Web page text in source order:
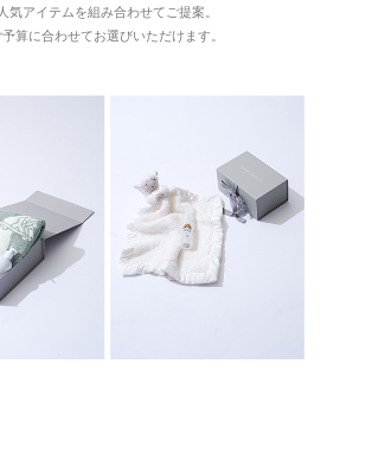
人気アイテムを組み合わせてご提案。
予算に合わせてお選びいただけます。